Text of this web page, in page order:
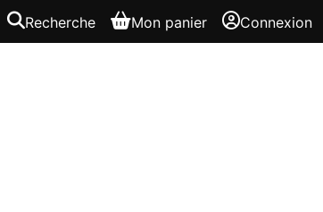
Recherche Mon panier Connexion